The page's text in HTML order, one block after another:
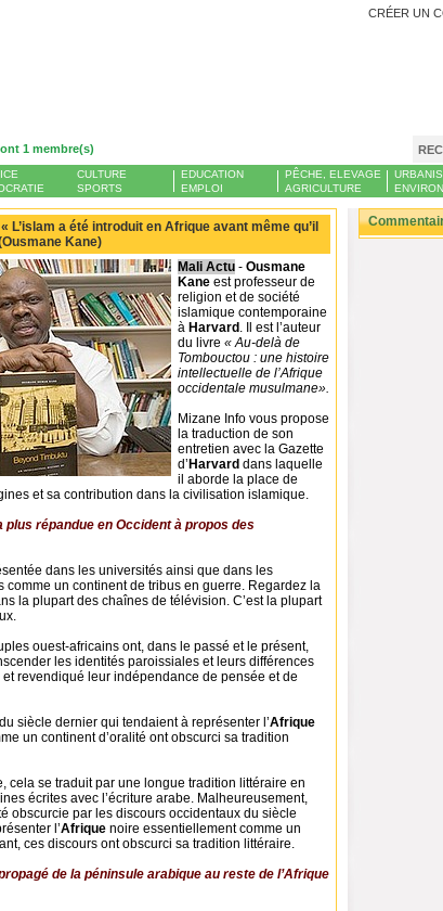
CRÉER UN
1 membre(s)
CULTURE
SPORTS
EDUCATION
EMPLOI
PÊCHE, ELEVAGE
AGRICULTURE
L’islam a été introduit en Afrique avant même qu’il
Kane)
Mali Actu - Ousmane
Kane est professeur de
religion et de société
islamique contemporaine
à Harvard . Il est l’auteur
du livre « Au-delà de
Tombouctou : une histoire
intellectuelle de l’Afrique
occidentale musulmane».
Mizane Info vous propose
la traduction de son
entretien avec la Gazette
d’ Harvard dans laquelle
il aborde la place de
et sa contribution dans la civilisation islamique.
plus répandue en Occident à propos des
dans les universités ainsi que dans les
comme un continent de tribus en guerre. Regardez la
la plupart des chaînes de télévision. C’est la plupart
ouest-africains ont, dans le passé et le présent,
les identités paroissiales et leurs différences
revendiqué leur indépendance de pensée et de
siècle dernier qui tendaient à représenter l’Afrique
un continent d’oralité ont obscurci sa tradition
cela se traduit par une longue tradition littéraire en
écrites avec l’écriture arabe. Malheureusement,
obscurcie par les discours occidentaux du siècle
l’Afrique noire essentiellement comme un
ces discours ont obscurci sa tradition littéraire.
de la péninsule arabique au reste de l’Afrique